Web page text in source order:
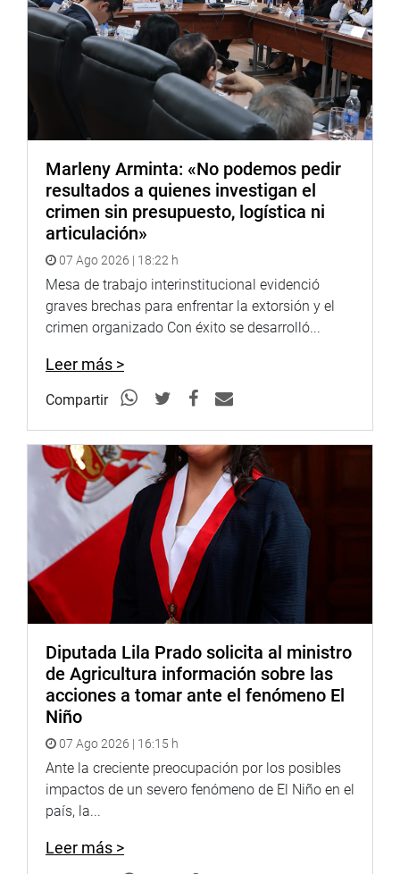
que aporten soluciones para el desarrollo económico en
todos los sectores productivos».
Lima, 13 de septiembre del 2022.
DESPACHO DE LA CONGRESISTA MARY ACUÑA
Marleny Arminta: «No podemos pedir
resultados a quienes investigan el
crimen sin presupuesto, logística ni
articulación»
07 Ago 2026 | 18:22 h
Mesa de trabajo interinstitucional evidenció
graves brechas para enfrentar la extorsión y el
crimen organizado Con éxito se desarrolló...
Leer más >
Compartir
Diputada Lila Prado solicita al ministro
de Agricultura información sobre las
acciones a tomar ante el fenómeno El
Niño
07 Ago 2026 | 16:15 h
Ante la creciente preocupación por los posibles
impactos de un severo fenómeno de El Niño en el
país, la...
Leer más >